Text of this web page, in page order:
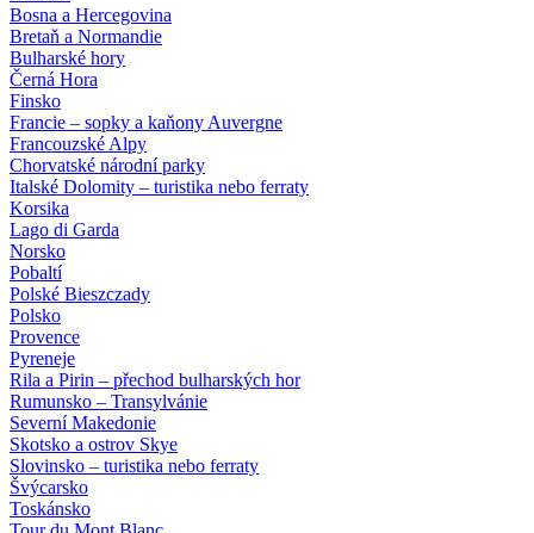
Bosna a Hercegovina
Bretaň a Normandie
Bulharské hory
Černá Hora
Finsko
Francie – sopky a kaňony Auvergne
Francouzské Alpy
Chorvatské národní parky
Italské Dolomity – turistika nebo ferraty
Korsika
Lago di Garda
Norsko
Pobaltí
Polské Bieszczady
Polsko
Provence
Pyreneje
Rila a Pirin – přechod bulharských hor
Rumunsko – Transylvánie
Severní Makedonie
Skotsko a ostrov Skye
Slovinsko – turistika nebo ferraty
Švýcarsko
Toskánsko